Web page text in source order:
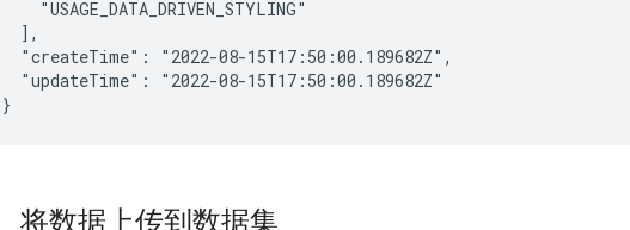
    "USAGE_DATA_DRIVEN_STYLING"
  ],
  "createTime": "2022-08-15T17:50:00.189682Z",
  "updateTime": "2022-08-15T17:50:00.189682Z"
将数据上传到数据集